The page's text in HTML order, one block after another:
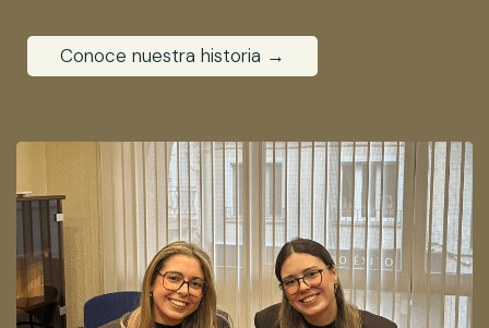
Conoce nuestra historia →